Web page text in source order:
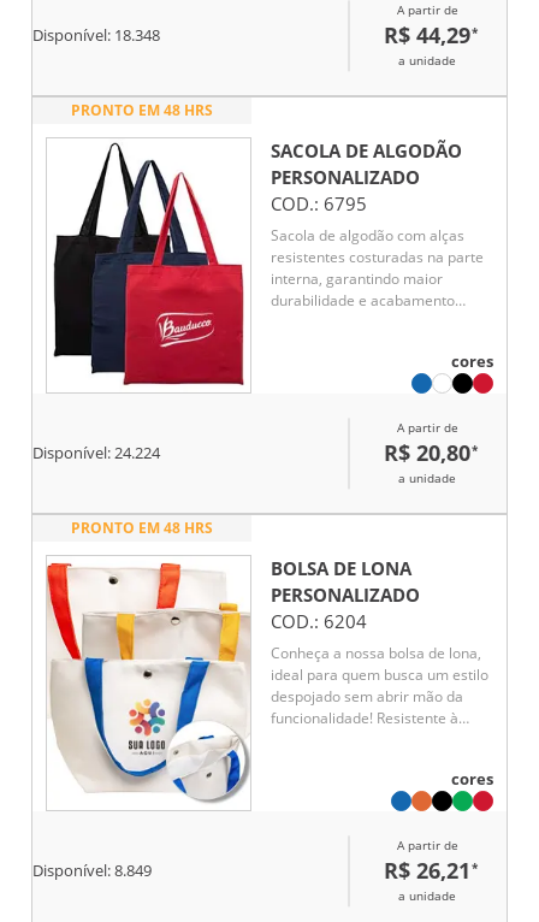
Disponível: 18.348
A partir de
R$ 44,29*
a unidade
PRONTO EM 48 HRS
SACOLA DE ALGODÃO
PERSONALIZADO
COD.: 6795
Sacola de algodão com alças
resistentes costuradas na parte
interna, garantindo maior
durabilidade e acabamento
é uma alternativa ecológica e
reutilizável ao uso de sacolas
cores
Disponível:24.224
A partir de
R$ 20,80*
a unidade
PRONTO EM 48 HRS
BOLSA DE LONA
PERSONALIZADO
COD.: 6204
Conheça a nossa bolsa de lona,
ideal para quem busca um estilo
despojado sem abrir mão da
funcionalidade! Resistente à
qualquer condição. Seu interior
possui um tecido que mantém os
perfeita para o dia a dia ou para
aventuras de fim de semana.
Leve e durável, a Bolsa de Lona é
cores
Disponível:8.849
A partir de
R$ 26,21 *
a unidade